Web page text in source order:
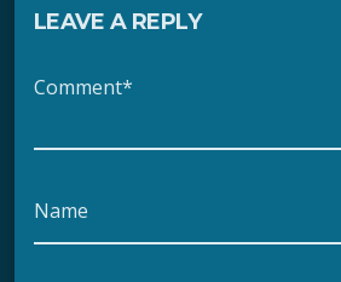
LEAVE A REPLY
Comment*
Name